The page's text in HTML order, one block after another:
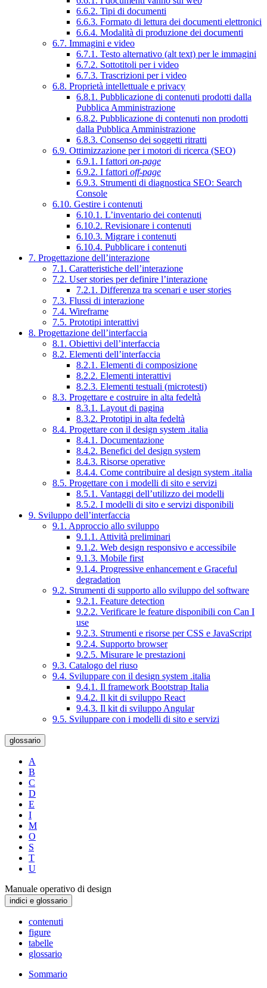
6.6.2. Tipi di documenti
6.6.3. Formato di lettura dei documenti elettronici
6.6.4. Modalità di produzione dei documenti
6.7. Immagini e video
6.7.1. Testo alternativo (alt text) per le immagini
6.7.2. Sottotitoli per i video
6.7.3. Trascrizioni per i video
6.8. Proprietà intellettuale e privacy
6.8.1. Pubblicazione di contenuti prodotti dalla
Pubblica Amministrazione
6.8.2. Pubblicazione di contenuti non prodotti
dalla Pubblica Amministrazione
6.8.3. Consenso dei soggetti ritratti
6.9. Ottimizzazione per i motori di ricerca (SEO)
6.9.1. I fattori on-page
6.9.2. I fattori off-page
6.9.3. Strumenti di diagnostica SEO: Search
Console
6.10. Gestire i contenuti
6.10.1. L’inventario dei contenuti
6.10.2. Revisionare i contenuti
6.10.3. Migrare i contenuti
6.10.4. Pubblicare i contenuti
7. Progettazione dell’interazione
7.1. Caratteristiche dell’interazione
7.2. User stories per definire l’interazione
7.2.1. Differenza tra scenari e user stories
7.3. Flussi di interazione
7.4. Wireframe
7.5. Prototipi interattivi
8. Progettazione dell’interfaccia
8.1. Obiettivi dell’interfaccia
8.2. Elementi dell’interfaccia
8.2.1. Elementi di composizione
8.2.2. Elementi interattivi
8.2.3. Elementi testuali (microtesti)
8.3. Progettare e costruire in alta fedeltà
8.3.1. Layout di pagina
8.3.2. Prototipi in alta fedeltà
8.4. Progettare con il design system .italia
8.4.1. Documentazione
8.4.2. Benefici del design system
8.4.3. Risorse operative
8.4.4. Come contribuire al design system .italia
8.5. Progettare con i modelli di sito e servizi
8.5.1. Vantaggi dell’utilizzo dei modelli
8.5.2. I modelli di sito e servizi disponibili
9. Sviluppo dell’interfaccia
9.1. Approccio allo sviluppo
9.1.1. Attività preliminari
9.1.2. Web design responsivo e accessibile
9.1.3. Mobile first
9.1.4. Progressive enhancement e Graceful
degradation
9.2. Strumenti di supporto allo sviluppo del software
9.2.1. Feature detection
9.2.2. Verificare le feature disponibili con Can I
use
9.2.3. Strumenti e risorse per CSS e JavaScript
9.2.4. Supporto browser
9.2.5. Misurare le prestazioni
9.3. Catalogo del riuso
9.4. Sviluppare con il design system .italia
9.4.1. Il framework Bootstrap Italia
9.4.2. Il kit di sviluppo React
9.4.3. Il kit di sviluppo Angular
9.5. Sviluppare con i modelli di sito e servizi
glossario
A
B
C
D
E
I
M
O
S
T
U
Manuale operativo di design
indici e glossario
contenuti
figure
tabelle
glossario
Sommario